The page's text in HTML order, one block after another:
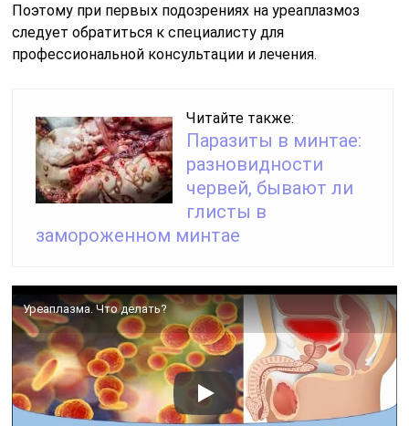
Поэтому при первых подозрениях на уреаплазмоз
следует обратиться к специалисту для
профессиональной консультации и лечения.
Читайте также:
Паразиты в минтае:
разновидности
червей, бывают ли
глисты в
замороженном минтае
Уреаплазма. Что делать?